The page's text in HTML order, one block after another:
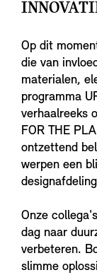
Op dit
die van
materialen,
programma
verhaalreeks
FOR THE
ontzettend
werpen een
Onze
dag naar
verbeteren.
slimme